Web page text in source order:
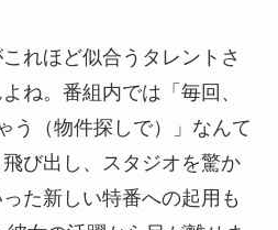
れほど似合うタレントさ
ね。番組内では「毎回、
う（物件探しで）」なんて
び出し、スタジオを驚か
た新しい特番への起用も